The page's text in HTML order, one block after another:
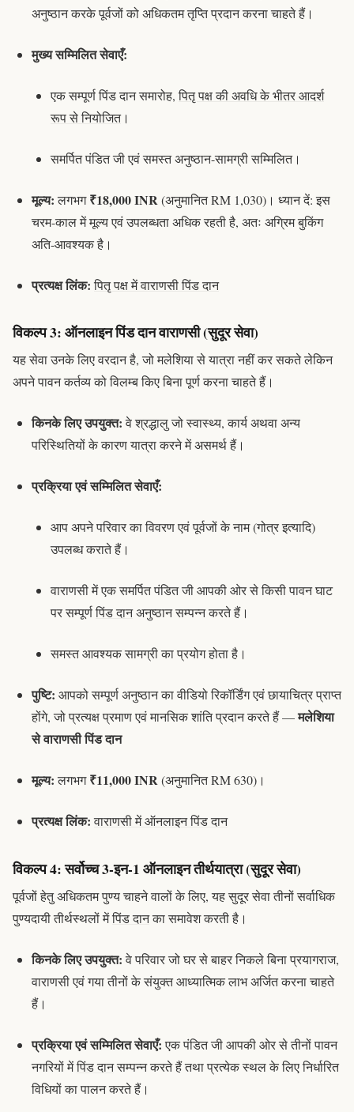
अनुष्ठान करके पूर्वजों को अधिकतम तृप्ति प्रदान करना चाहते हैं।
मुख्य सम्मिलित सेवाएँ:
एक सम्पूर्ण पिंड दान समारोह,पितृ पक्ष की अवधि के भीतर आदर्श
रूप से नियोजित।
समर्पित पंडित जी एवं समस्त अनुष्ठान-सामग्री सम्मिलित।
मूल्य:लगभग₹18,000 INR(अनुमानित RM 1,030)। ध्यान दें: इस
चरम-काल में मूल्य एवं उपलब्धता अधिक रहती है, अतः अग्रिम बुकिंग
अति-आवश्यक है।
प्रत्यक्ष लिंक: पितृ पक्ष में वाराणसी पिंड दान
विकल्प 3: ऑनलाइन पिंड दान वाराणसी (सुदूर सेवा)
यह सेवा उनके लिए वरदान है, जो मलेशिया से यात्रा नहीं कर सकते लेकिन
अपने पावन कर्तव्य को विलम्ब किए बिना पूर्ण करना चाहते हैं।
किनके लिए उपयुक्त:वे श्रद्धालु जो स्वास्थ्य, कार्य अथवा अन्य
परिस्थितियों के कारण यात्रा करने में असमर्थ हैं।
प्रक्रिया एवं सम्मिलित सेवाएँ:
आप अपने परिवार का विवरण एवं पूर्वजों के नाम (गोत्रइत्यादि)
उपलब्ध कराते हैं।
वाराणसी में एक समर्पित पंडित जी आपकी ओर से किसी पावन घाट
पर सम्पूर्णपिंड दानअनुष्ठान सम्पन्न करते हैं।
समस्त आवश्यकसामग्रीका प्रयोग होता है।
पुष्टि: आपको सम्पूर्ण अनुष्ठान का वीडियो रिकॉर्डिंग एवं छायाचित्र प्राप्त
होंगे, जो प्रत्यक्ष प्रमाण एवं मानसिक शांति प्रदान करते हैं —मलेशिया
से वाराणसी पिंड दान
मूल्य:लगभग₹11,000 INR(अनुमानित RM 630)।
प्रत्यक्ष लिंक: वाराणसी में ऑनलाइन पिंड दान
विकल्प 4: सर्वोच्च 3-इन-1 ऑनलाइन तीर्थयात्रा (सुदूर सेवा)
पूर्वजों हेतु अधिकतम पुण्य चाहने वालों के लिए, यह सुदूर सेवा तीनों सर्वाधिक
पुण्यदायी तीर्थस्थलों मेंपिंड दानका समावेश करती है।
किनके लिए उपयुक्त:वे परिवार जो घर से बाहर निकले बिना प्रयागराज,
वाराणसी एवं गया तीनों के संयुक्त आध्यात्मिक लाभ अर्जित करना चाहते
हैं।
प्रक्रिया एवं सम्मिलित सेवाएँ:एक पंडित जी आपकी ओर से तीनों पावन
नगरियों मेंपिंड दानसम्पन्न करते हैं तथा प्रत्येक स्थल के लिए निर्धारित
विधियों का पालन करते हैं।